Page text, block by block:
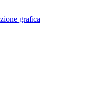
grafica